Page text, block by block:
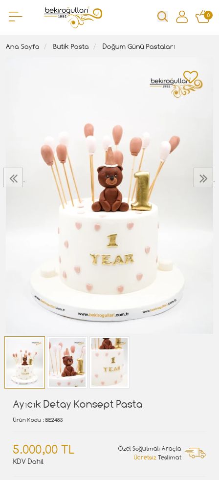
0
Ana Sayfa Butik Pasta Doğum Günü Pastaları
‹ ›
Ayıcık Detay Konsept Pasta
Ürün Kodu : BE2483
5.000,00 TL
KDV Dahil
Özel Soğutmalı Araçta
Ücretsiz Teslimat